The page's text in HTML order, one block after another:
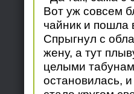
Вот уж совсем
чайник и пошла
Спрыгнул с
жену, а тут
целыми
остановилась,